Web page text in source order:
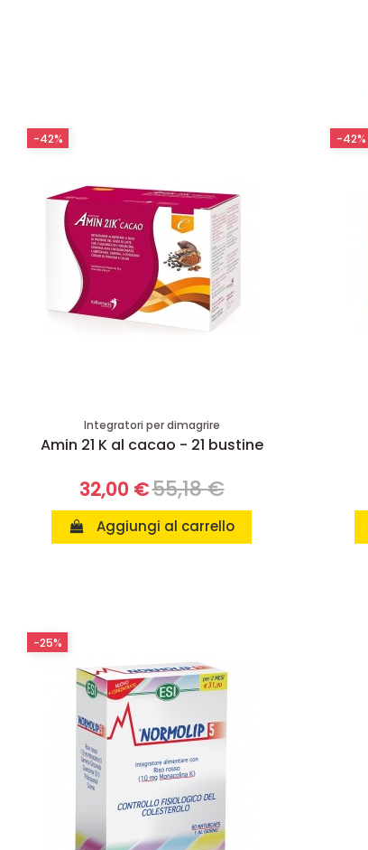
Integratori per dimagrire
Amin 21 K al cacao - 21 bustine
32,00 €55,18 €
Aggiungi al carrello
-42% -42%
-25%